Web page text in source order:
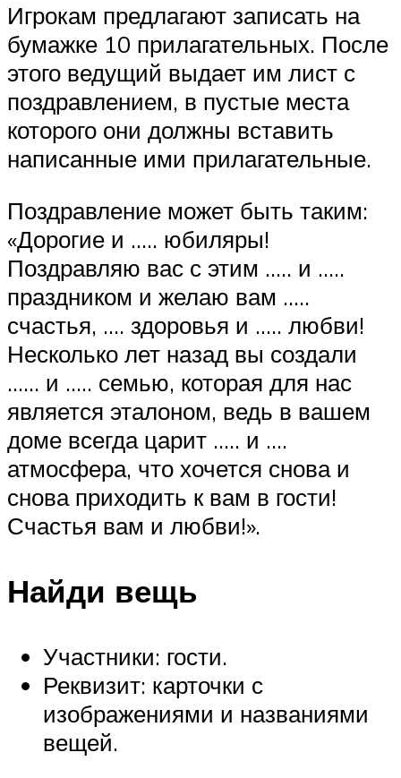
Игрокам предлагают записать на
бумажке 10 прилагательных. После
этого ведущий выдает им лист с
поздравлением, в пустые места
которого они должны вставить
написанные ими прилагательные.
Поздравление может быть таким:
«Дорогие и ….. юбиляры!
Поздравляю вас с этим ….. и …..
праздником и желаю вам …..
счастья, …. здоровья и ….. любви!
Несколько лет назад вы создали
…… и ….. семью, которая для нас
является эталоном, ведь в вашем
доме всегда царит ….. и ….
атмосфера, что хочется снова и
снова приходить к вам в гости!
Счастья вам и любви!».
Найди вещь
Участники: гости.
Реквизит: карточки с
изображениями и названиями
вещей.